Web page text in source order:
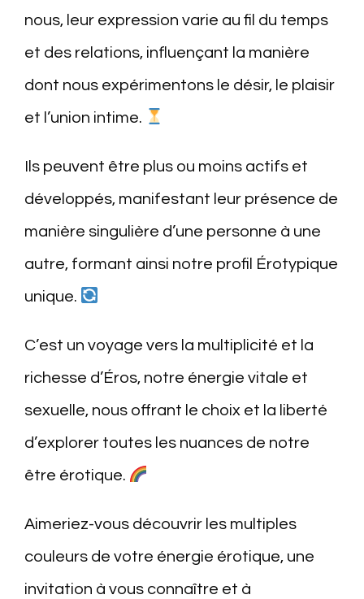
nous, leur expression varie au fil du temps
et des relations, influençant la manière
dont nous expérimentons le désir, le plaisir
et l’union intime.
Ils peuvent être plus ou moins actifs et
développés, manifestant leur présence de
manière singulière d’une personne à une
autre, formant ainsi notre profil Érotypique
unique.
C’est un voyage vers la multiplicité et la
richesse d’Éros, notre énergie vitale et
sexuelle, nous offrant le choix et la liberté
d’explorer toutes les nuances de notre
être érotique.
Aimeriez-vous découvrir les multiples
couleurs de votre énergie érotique, une
invitation à vous connaître et à